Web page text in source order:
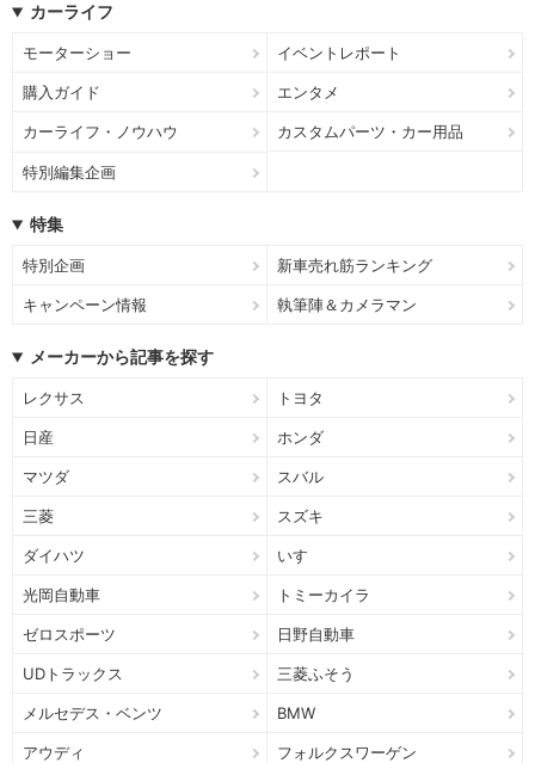
カーライフ
モーターショー イベントレポート
購入ガイド エンタメ
カーライフ・ノウハウ カスタムパーツ・カー用品
特別編集企画
特集
特別企画 新車売れ筋ランキング
キャンペーン情報 執筆陣＆カメラマン
メーカーから記事を探す
レクサス トヨタ
日産 ホンダ
マツダ スバル
三菱 スズキ
ダイハツ いすゞ
光岡自動車 トミーカイラ
ゼロスポーツ 日野自動車
UDトラックス 三菱ふそう
メルセデス・ベンツ BMW
アウディ フォルクスワーゲン